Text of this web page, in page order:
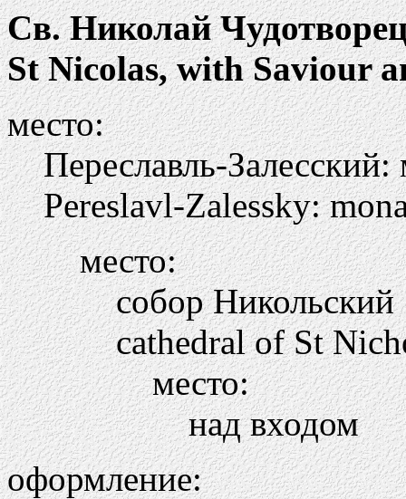
Св. Николай
St Nicolas, with Saviour
место:
Переславль-
Pereslavl-Zalessky:
место:
собор Никольский
cathedral of St
место:
над входом
оформление: